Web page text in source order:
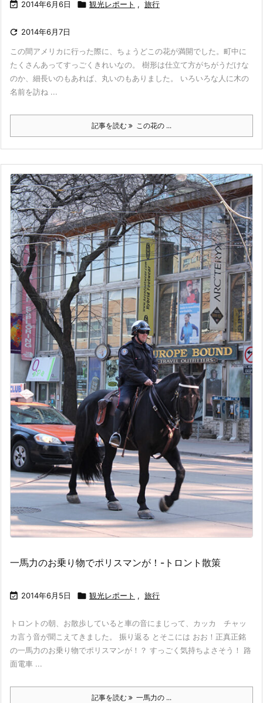
 2014年6月6日  観光レポート , 旅行
 2014年6月7日
この間アメリカに行った際に、ちょうどこの花が満開でした。町中に
たくさんあってすっごくきれいなの。 樹形は仕立て方がちがうだけな
のか、細長いのもあれば、丸いのもありました。 いろいろな人に木の
名前を訪ね ...
記事を読む この花の ...
一馬力のお乗り物でポリスマンが！-トロント散策
 2014年6月5日  観光レポート , 旅行
トロントの朝、お散歩していると車の音にまじって、カッカ チャッ
カ言う音が聞こえてきました。 振り返る とそこには おお！正真正銘
の一馬力のお乗り物でポリスマンが！？ すっごく気持ちよさそう！ 路
面電車 ...
記事を読む 一馬力の ...